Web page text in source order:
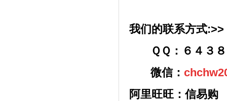
我们的联系方式:>>
ＱＱ：６４３８
微信：
阿里旺旺：信易购